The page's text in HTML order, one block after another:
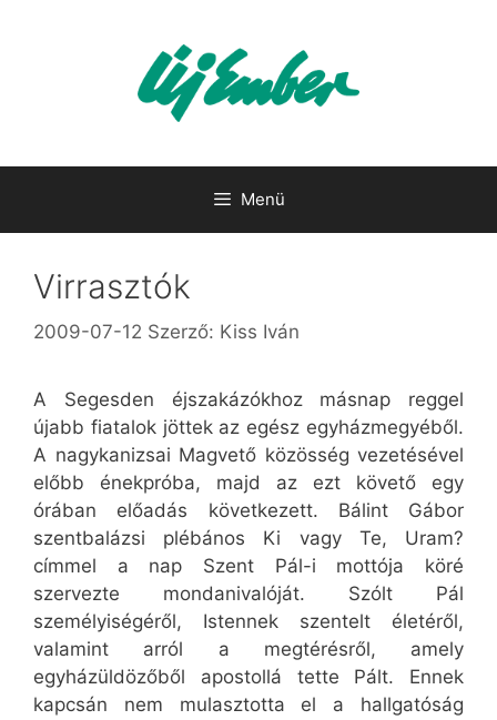
Menü
Virrasztók
2009-07-12 Szerző: Kiss Iván
A Segesden éjszakázókhoz másnap reggel
újabb fiatalok jöttek az egész egyházmegyéből.
A nagykanizsai Magvető közösség vezetésével
előbb énekpróba, majd az ezt követő egy
órában előadás következett. Bálint Gábor
szentbalázsi plébános Ki vagy Te, Uram?
címmel a nap Szent Pál-i mottója köré
szervezte mondanivalóját. Szólt Pál
személyiségéről, Istennek szentelt életéről,
valamint arról a megtérésről, amely
egyházüldözőből apostollá tette Pált. Ennek
kapcsán nem mulasztotta el a hallgatóság